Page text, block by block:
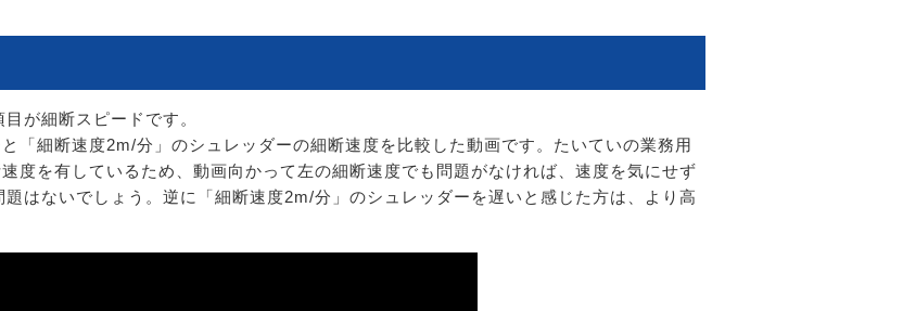
が細断スピードです。
「細断速度2m/分」のシュレッダーの細断速度を比較した動画です。たいていの業務用
度を有しているため、動画向かって左の細断速度でも問題がなければ、速度を気にせず
はないでしょう。逆に「細断速度2m/分」のシュレッダーを遅いと感じた方は、より高